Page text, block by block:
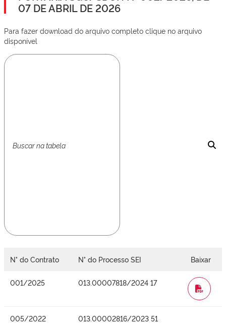
07 DE ABRIL DE 2026
Para fazer download do arquivo completo clique no arquivo
disponível
N° do Contrato N° do Processo SEI Baixar
001/2025 013.00007818/2024 17
WORD
005/2022 013.00002816/2023 51